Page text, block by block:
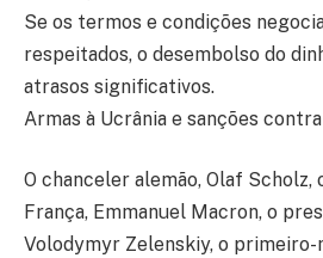
Se os termos e condições
respeitados, o desembolso do
atrasos significativos.
Armas à Ucrânia e sanções
O chanceler alemão, Olaf Scholz,
França, Emmanuel Macron, o
Volodymyr Zelenskiy, o